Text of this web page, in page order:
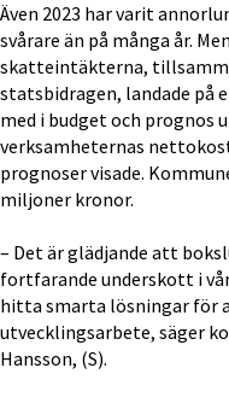
Även 2023 har varit
svårare än på många år.
skatteintäkterna,
statsbidragen, landade på
med i budget och prognos
verksamheternas
prognoser visade.
miljoner kronor.
– Det är glädjande att
fortfarande underskott i
hitta smarta lösningar för
utvecklingsarbete, säger
Hansson, (S).